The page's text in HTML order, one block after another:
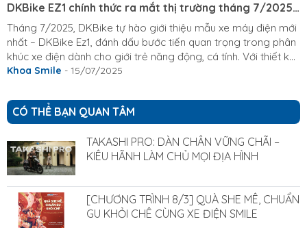
DKBike EZ1 chính thức ra mắt thị trường tháng 7/2025
– Biểu tượng xe điện dành cho Gen Z
Tháng 7/2025, DKBike tự hào giới thiệu mẫu xe máy điện mới
nhất – DKBike Ez1, đánh dấu bước tiến quan trọng trong phân
khúc xe điện dành cho giới trẻ năng động, cá tính. Với thiết kế
trẻ trung, màu sắc đa dạng từ pastel nhẹ nhàng đến sắc
là tuyên ngôn phong cách riêng biệt của thế hệ Gen Z hiện
đại. DKBike Ez1 – Thiết kế trẻ trung, màu sắc đa dạng đỉnh
Khoa Smile - 15/07/2025
CÓ THỂ BẠN QUAN TÂM
TAKASHI PRO: DÀN CHÂN VỮNG CHÃI –
KIÊU HÃNH LÀM CHỦ MỌI ĐỊA HÌNH
[CHƯƠNG TRÌNH 8/3] QUÀ SHE MÊ, CHUẨN
GU KHỎI CHÊ CÙNG XE ĐIỆN SMILE